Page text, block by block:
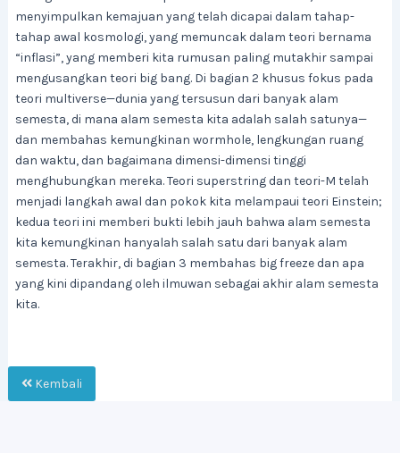
menyimpulkan kemajuan yang telah dicapai dalam tahap-
tahap awal kosmologi, yang memuncak dalam teori bernama
“inflasi”, yang memberi kita rumusan paling mutakhir sampai
mengusangkan teori big bang. Di bagian 2 khusus fokus pada
teori multiverse—dunia yang tersusun dari banyak alam
semesta, di mana alam semesta kita adalah salah satunya—
dan membahas kemungkinan wormhole, lengkungan ruang
dan waktu, dan bagaimana dimensi-dimensi tinggi
menghubungkan mereka. Teori superstring dan teori-M telah
menjadi langkah awal dan pokok kita melampaui teori Einstein;
kedua teori ini memberi bukti lebih jauh bahwa alam semesta
kita kemungkinan hanyalah salah satu dari banyak alam
semesta. Terakhir, di bagian 3 membahas big freeze dan apa
yang kini dipandang oleh ilmuwan sebagai akhir alam semesta
kita.
Kembali